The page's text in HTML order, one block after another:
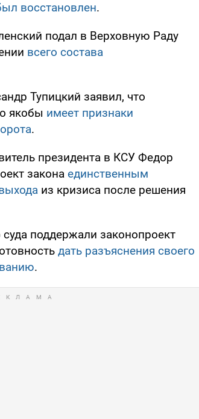
восстановлен.
подал в Верховную Раду
всего состава
Тупицкий заявил, что
якобы имеет признаки
.
президента в КСУ Федор
закона единственным
из кризиса после решения
поддержали законопроект
дать разъяснения своего
.